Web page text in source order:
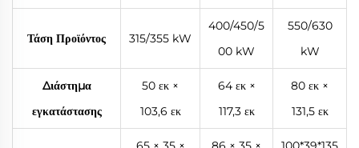
Τάση Προϊόντος 315/355 kW
400/450/5
00 kW
550/630
kW
Διάστημα
εγκατάστασης
50 εκ ×
103,6 εκ
64 εκ ×
117,3 εκ
80 εκ ×
131,5 εκ